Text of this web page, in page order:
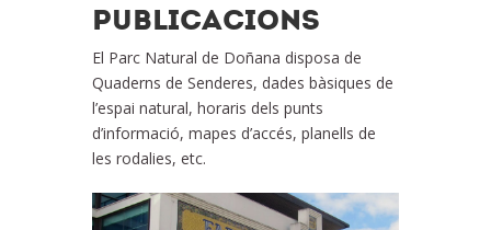
PUBLICACIONS
El Parc Natural de Doñana disposa de
Quaderns de Senderes, dades bàsiques de
l’espai natural, horaris dels punts
d’informació, mapes d’accés, planells de
les rodalies, etc.